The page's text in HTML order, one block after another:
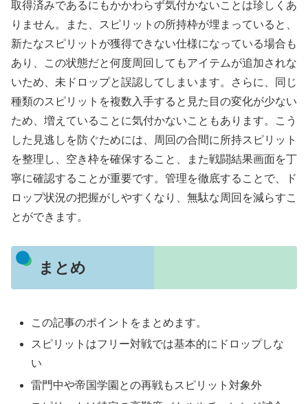
取得済みであるにもかかわらず気付かないことは珍しくあ
りません。また、スピリットの所持枠が埋まっていると、
新たなスピリットが獲得できない仕様になっている場合も
あり、この状態だと何度周回してもアイテムが追加されな
いため、未ドロップと誤認してしまいます。さらに、同じ
種類のスピリットを複数入手すると見た目の変化が少ない
ため、増えていることに気付かないこともあります。こう
した見逃しを防ぐためには、周回の合間に所持スピリット
を整理し、空き枠を確保すること、また戦闘結果画面を丁
寧に確認することが重要です。管理を徹底することで、ド
ロップ状況の把握がしやすくなり、無駄な周回を減らすこ
とができます。
まとめ
この記事のポイントをまとめます。
スピリットはフリー対戦では基本的にドロップしな
い
雷門中や帝国学園との再戦もスピリット対象外